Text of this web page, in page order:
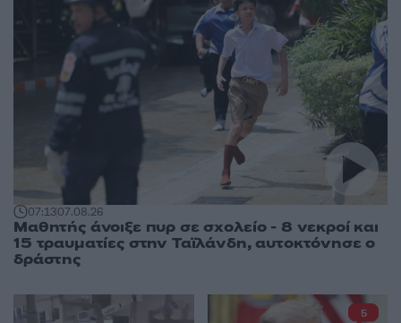
07:1307.08.26
Μαθητής άνοιξε πυρ σε σχολείο - 8 νεκροί και
15 τραυματίες στην Ταϊλάνδη, αυτοκτόνησε ο
δράστης
5